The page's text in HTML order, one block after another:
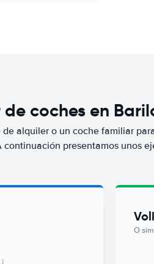
coches en
alquiler o un coche familiar
presentamos unos
O